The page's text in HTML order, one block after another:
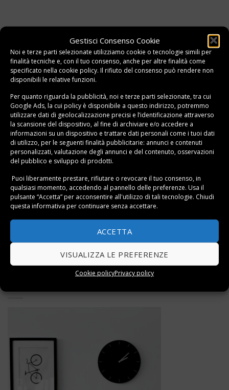
Gestisci Consenso Cookie
Noi e terze parti selezionate utilizziamo cookie o tecnologie simili per
finalità tecniche e, con il tuo consenso, anche per altre finalità come
specificato nella cookie policy. Il rifiuto del consenso può rendere non
disponibili le relative funzioni.
Per quanto riguarda la pubblicità, noi e terze parti selezionate, tra cui
Google Ads, la cui policy è disponibile a questo indirizzo, potremmo
utilizzare dati di geolocalizzazione precisi e l’identificazione attraverso
la scansione del dispositivo, al fine di archiviare e/o accedere a
informazioni su un dispositivo e trattare dati personali come i tuoi dati
di utilizzo, per le seguenti finalità pubblicitarie: annunci e contenuti
personalizzati, valutazione degli annunci e del contenuto, osservazioni
del pubblico e sviluppo di prodotti.
Puoi liberamente prestare, rifiutare o revocare il tuo consenso, in
qualsiasi momento, accedendo al pannello delle preferenze. Usa il
pulsante “Accetta” per acconsentire all'utilizzo di tali tecnologie. Chiudi
questa informativa per continuare senza accettare.
ACCETTA
VISUALIZZA LE PREFERENZE
Cookie policyPrivacy policy